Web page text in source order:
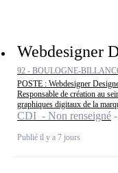
Webdesigner
92 - BOULOGNE-
POSTE : Webdesigner
Responsable de création au
graphiques digitaux de la
CDI - Non renseigné
Publié il y a 7 jours